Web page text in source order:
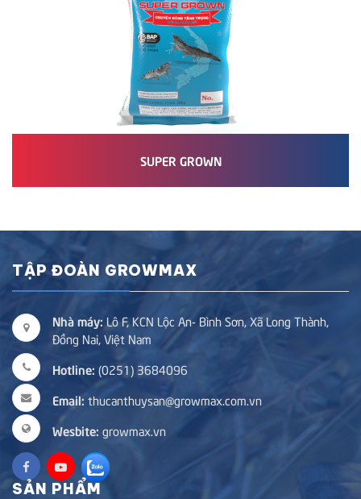
SUPER GROWN
TẬP ĐOÀN GROWMAX
Nhà máy: Lô F, KCN Lộc An- Bình Sơn, Xã Long Thành,
Đồng Nai, Việt Nam
Hotline: (0251) 3684096
Email: thucanthuysan@growmax.com.vn
Wesbite: growmax.vn
SẢN PHẨM